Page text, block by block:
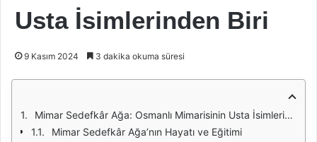
Usta İsimlerinden Biri
9 Kasım 2024 3 dakika okuma süresi
Mimar Sedefkâr Ağa: Osmanlı Mimarisinin Usta İsimlerinden Biri
Mimar Sedefkâr Ağa’nın Hayatı ve Eğitimi